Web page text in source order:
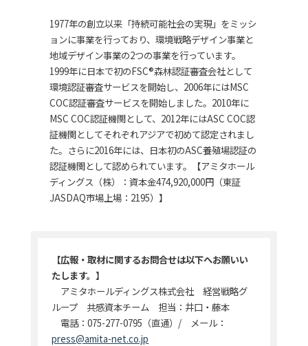
1977年の創立以来「持続可能社会の実現」をミッシ
ョンに事業を行っており、環境戦略デザイン事業と
地域デザイン事業の2つの事業を行っています。
1999年に日本で初のFSC®森林認証審査会社として
環境認証審査サービスを開始し、2006年にはMSC
COC認証審査サービスを開始しました。2010年に
MSC COC認証機関として、2012年にはASC COC認
証機関としてそれぞれアジアで初めて認定されまし
た。さらに2016年には、日本初のASC養殖場認証の
認証機関として認められています。【アミタホール
ディングス（株）：資本金474,920,000円（東証
JASDAQ市場上場：2195）】
【広報・取材に関するお問合せは以下へお願いい
たします。】
アミタホールディングス株式会社 経営戦略グ
ループ 共感資本チーム 担当：井口・藤本
電話：075-277-0795（直通）/ メール：
press@amita-net.co.jp